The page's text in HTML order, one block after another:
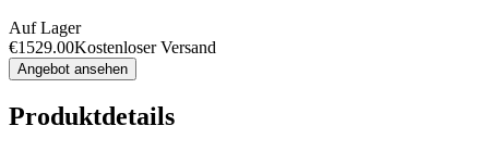
Auf Lager
€1529.00Kostenloser Versand
Angebot ansehen
Produktdetails